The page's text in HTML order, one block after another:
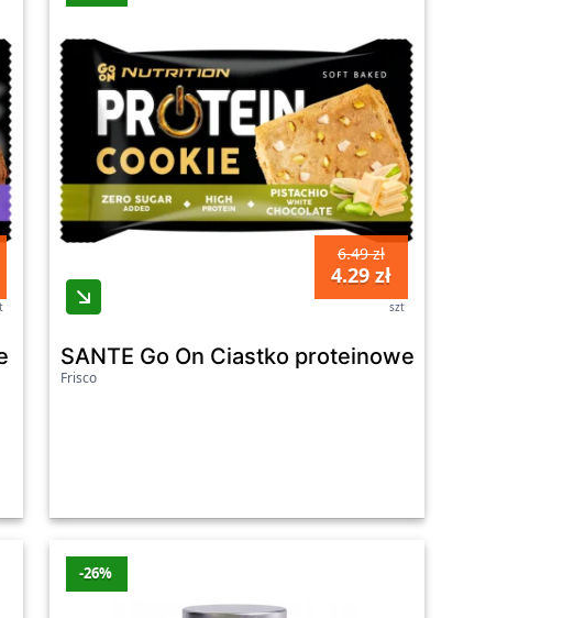
o smaku brownie bez dodanego cukru
6.49 zł
4.29 zł
szt
SANTE Go On Ciastko proteinowe o smaku
Frisco
-26%